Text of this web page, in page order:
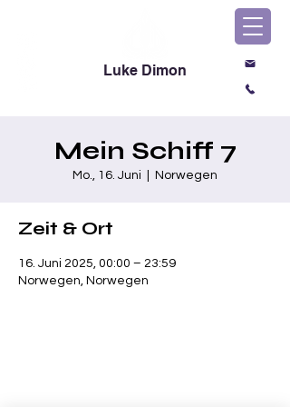
Luke Dimon
Mein Schiff 7
Mo., 16. Juni Norwegen
Zeit & Ort
16. Juni 2025, 00:00 – 23:59
Norwegen, Norwegen